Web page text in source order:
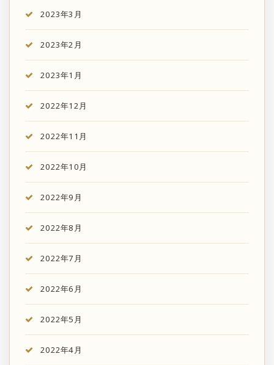
2023年3月
2023年2月
2023年1月
2022年12月
2022年11月
2022年10月
2022年9月
2022年8月
2022年7月
2022年6月
2022年5月
2022年4月